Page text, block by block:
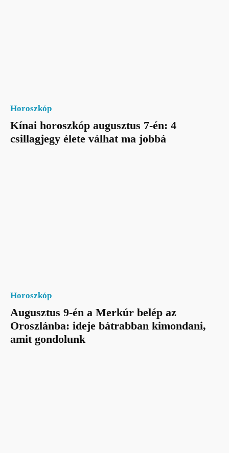
Horoszkóp
Kínai horoszkóp augusztus 7-én: 4
csillagjegy élete válhat ma jobbá
Horoszkóp
Augusztus 9-én a Merkúr belép az
Oroszlánba: ideje bátrabban kimondani,
amit gondolunk